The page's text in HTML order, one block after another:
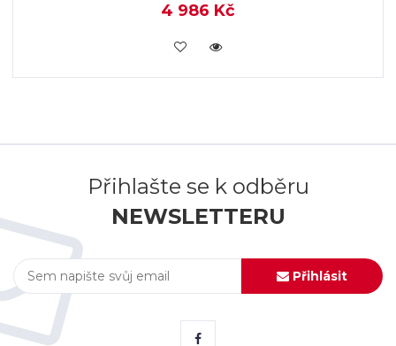
4 986 Kč
KOUPIT
Přihlašte se k odběru
NEWSLETTERU
Přihlásit